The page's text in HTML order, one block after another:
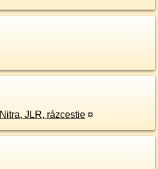
Nitra, JLR, rázcestie ¤